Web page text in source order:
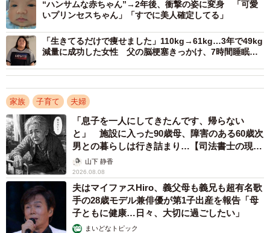
▽「結婚を機に自然と考えるようになった」という回答者
のコメント
・結婚が決まった段階で。（20代・女性）
・早いほうが良いと思ったので。（20代・女性）
・結婚したら欲しいと思っていたから夫婦で相談して決め
た。（30代・女性）
・もともと欲しかったから。（30代・女性）
▽夫婦間で話し合い、具体的な計画を立て始めた」という
回答者のコメント
・もともと付き合ってたころから欲しかったから。（30
代・男性）
・お互いの仕事のタイミング。（30代・男性）
・高齢になったので。（30代・女性）
“ハンサムな赤ちゃん”→2年後、衝撃の姿に変身 「可愛
いプリンセスちゃん」「すでに美人確定してる」
「生きてるだけで痩せました」110kg→61kg…3年で49kg
減量に成功した女性 父の脳梗塞きっかけ、7時間睡眠か
家族 子育て 夫婦
「息子を一人にしてきたんです、帰らない
と」 施設に入った90歳母、障害のある60歳次
男との暮らしは行き詰まり…【司法書士の現場
から】山下 静香
2026.08.08
夫はマイファスHiro、義父母も義兄も超有名歌
手の28歳モデル兼俳優が第1子出産を報告「母
子ともに健康…日々、大切に過ごしたい」
まいどなトピック